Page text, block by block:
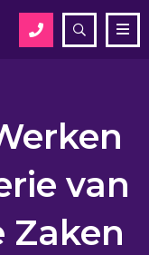
Open
zoekveld
van
Zaken